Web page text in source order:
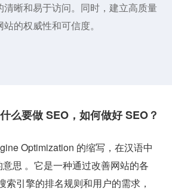
晰和易于访问。同时，建立高质量
的权威性和可信度。
么要做 SEO，如何做好 SEO？
Optimization 的缩写，在汉语中
意思 。它是一种通过改善网站的各
索引擎的排名规则和用户的需求，